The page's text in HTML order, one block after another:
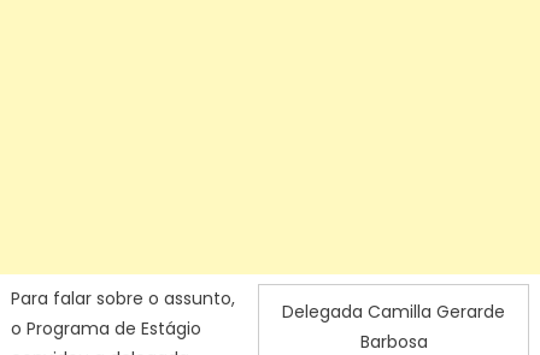
Delegada Camilla Gerarde
Barbosa
Para falar sobre o assunto,
o Programa de Estágio